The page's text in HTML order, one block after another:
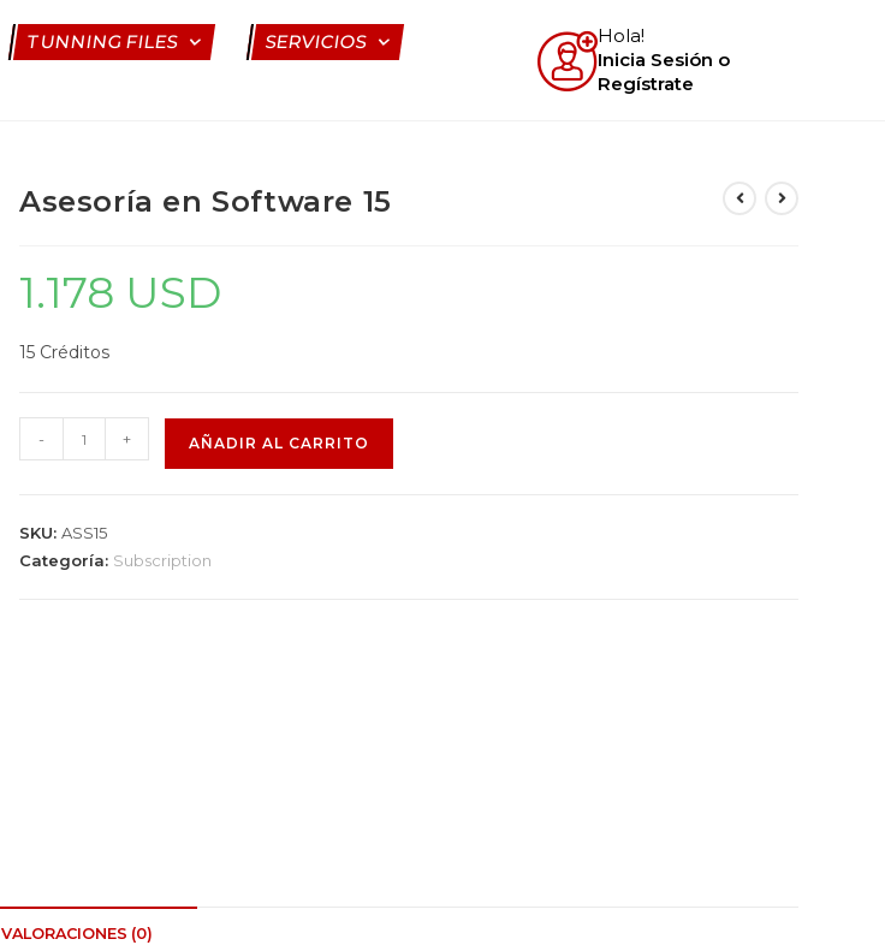
TUNNING FILES SERVICIOS
Hola!
Inicia Sesión o
Regístrate
Asesoría en Software 15
1.178 USD
15 Créditos
- + AÑADIR AL CARRITO
SKU: ASS15
Categoría: Subscription
VALORACIONES (0)